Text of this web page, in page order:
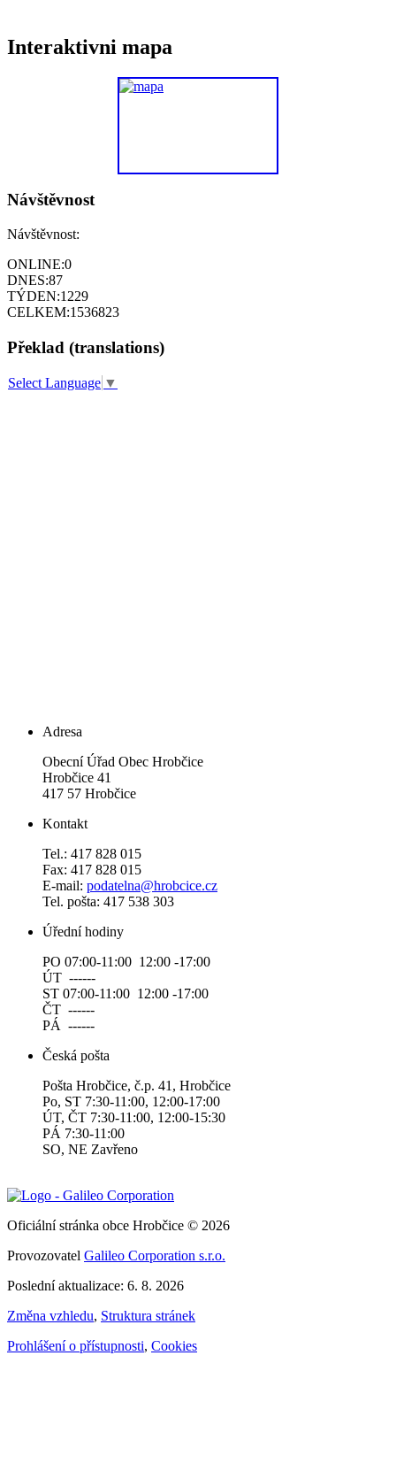
Interaktivni mapa
Návštěvnost
Návštěvnost:
ONLINE:0
DNES:87
TÝDEN:1229
CELKEM:1536823
Překlad (translations)
Select Language ▼
Adresa
Obecní Úřad Obec Hrobčice
Hrobčice 41
417 57 Hrobčice
Kontakt
Tel.: 417 828 015
Fax: 417 828 015
E-mail: podatelna@hrobcice.cz
Tel. pošta: 417 538 303
Úřední hodiny
PO 07:00-11:00 12:00 -17:00
ÚT ------
ST 07:00-11:00 12:00 -17:00
ČT ------
PÁ ------
Česká pošta
Pošta Hrobčice, č.p. 41, Hrobčice
Po, ST 7:30-11:00, 12:00-17:00
ÚT, ČT 7:30-11:00, 12:00-15:30
PÁ 7:30-11:00
SO, NE Zavřeno
Oficiální stránka obce Hrobčice © 2026
Provozovatel Galileo Corporation s.r.o.
Poslední aktualizace: 6. 8. 2026
Změna vzhledu, Struktura stránek
Prohlášení o přístupnosti, Cookies